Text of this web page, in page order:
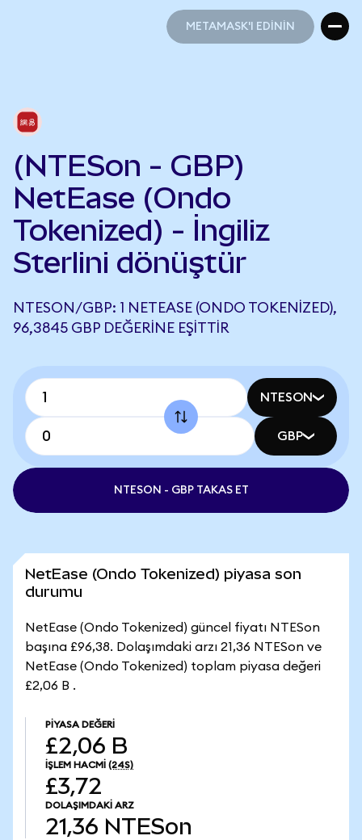
METAMASK'I EDİNİN
(NTESon - GBP)
NetEase (Ondo
Tokenized) - İngiliz
Sterlini dönüştür
NTESON/GBP: 1 NETEASE (ONDO TOKENIZED),
96,3845 GBP DEĞERINE EŞITTIR
NTESON
GBP
NTESON - GBP TAKAS ET
NetEase (Ondo Tokenized) piyasa son
durumu
NetEase (Ondo Tokenized) güncel fiyatı NTESon
başına £96,38. Dolaşımdaki arzı 21,36 NTESon ve
NetEase (Ondo Tokenized) toplam piyasa değeri
£2,06 B .
PIYASA DEĞERI
£2,06 B
İŞLEM HACMI (24S)
£3,72
DOLAŞIMDAKI ARZ
21,36 NTESon